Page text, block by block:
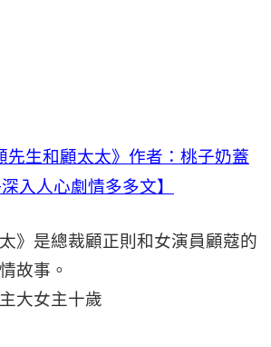
先生和顧太太》作者：桃子奶蓋
入人心劇情多多文】
》是總裁顧正則和女演員顧蔻的
故事。
大女主十歲